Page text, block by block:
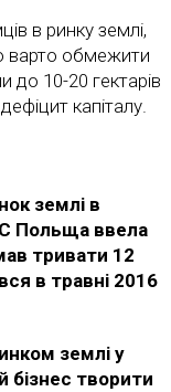
в ринку землі,
варто обмежити
до 10-20 гектарів
капіталу.
землі в
Польща ввела
тривати 12
в травні 2016
землі у
бізнес творити